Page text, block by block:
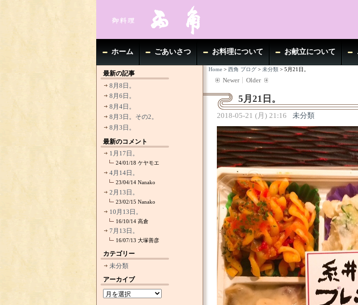
ホーム ごあいさつ お料理について お献立について
Home> 西角 ブログ> 未分類> 5月21日。
Newer Older
5月21日。
2018-05-21 (月) 21:16 未分類
最新の記事
8月8日。
8月6日。
8月4日。
8月3日。その2。
8月3日。
最新のコメント
1月17日。
24/01/18ケヤモエ
4月14日。
23/04/14Nanako
2月13日。
23/02/15Nanako
10月13日。
16/10/14高倉
7月13日。
16/07/13大塚善彦
カテゴリー
未分類
アーカイブ